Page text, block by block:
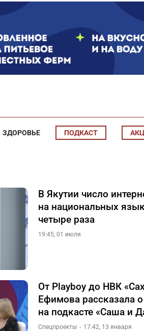
ЗДОРОВЬЕ ПОДКАСТ
В Якутии число
на национальных
четыре раза
19:45, 01 июля
От Playboy до НВК
Ефимова рассказала
на подкасте «Саша и
Спецпроекты 17:42, 13 января